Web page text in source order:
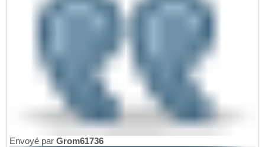
Envoyé par Grom61736